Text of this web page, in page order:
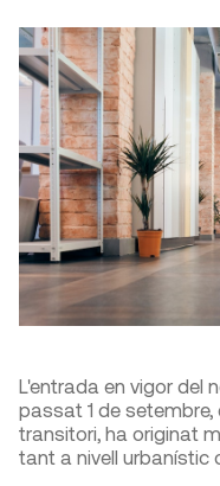
L'entrada en vigor del
passat 1 de
transitori, ha originat
tant a nivell urbanístic